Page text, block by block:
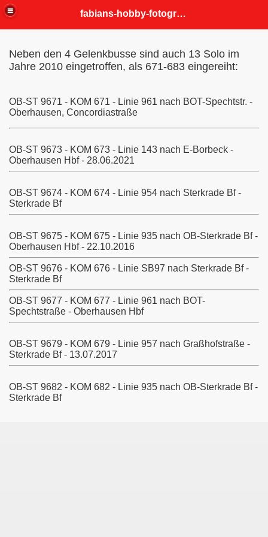
fabians-hobby-fotografien
Neben den 4 Gelenkbusse sind auch 13 Solo im
Jahre 2010 eingetroffen, als 671-683 eingereiht:
OB-ST 9671 - KOM 671 - Linie 961 nach BOT-Spechtstr. -
Oberhausen, Concordiastraße
OB-ST 9673 - KOM 673 - Linie 143 nach E-Borbeck -
Oberhausen Hbf - 28.06.2021
OB-ST 9674 - KOM 674 - Linie 954 nach Sterkrade Bf -
Sterkrade Bf
OB-ST 9675 - KOM 675 - Linie 935 nach OB-Sterkrade Bf -
Oberhausen Hbf - 22.10.2016
OB-ST 9676 - KOM 676 - Linie SB97 nach Sterkrade Bf -
Sterkrade Bf
OB-ST 9677 - KOM 677 - Linie 961 nach BOT-
Spechtstraße - Oberhausen Hbf
OB-ST 9679 - KOM 679 - Linie 957 nach Graßhofstraße -
Sterkrade Bf - 13.07.2017
OB-ST 9682 - KOM 682 - Linie 935 nach OB-Sterkrade Bf -
Sterkrade Bf